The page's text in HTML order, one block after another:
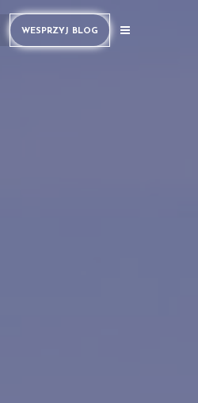
WESPRZYJ BLOG